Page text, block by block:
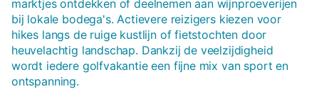
marktjes ontdekken of deelnemen aan wijnproeverijen
bij lokale bodega's. Actievere reizigers kiezen voor
hikes langs de ruige kustlijn of fietstochten door
heuvelachtig landschap. Dankzij de veelzijdigheid
wordt iedere golfvakantie een fijne mix van sport en
ontspanning.